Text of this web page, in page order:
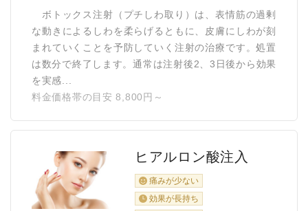
ボトックス注射（プチしわ取り）は、表情筋の過剰
な動きによるしわを柔らげるともに、皮膚にしわが刻
まれていくことを予防していく注射の治療です。処置
は数分で終了します。通常は注射後2、3日後から効果
を実感...
料金価格帯の目安 8,800円～
ヒアルロン酸注入
痛みが少ない
効果が長持ち